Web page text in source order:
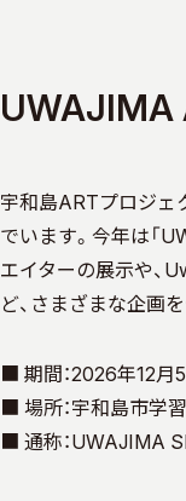
UWAJIMA
宇和島ARTプロジェ
でいます。今年は「
エイターの展示や、
ど、さまざまな企画
■ 期間：2026年12月
■ 場所：宇和島市学
■ 通称：UWAJIMA